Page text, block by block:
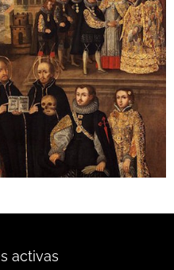
activas